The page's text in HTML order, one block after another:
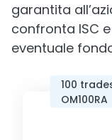
garantita
confronta ISC
eventuale
100
OM100RA